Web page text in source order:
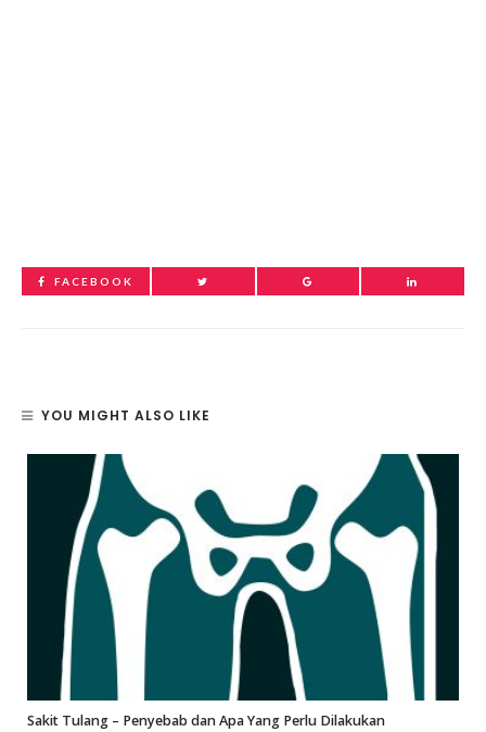
FACEBOOK
YOU MIGHT ALSO LIKE
Sakit Tulang – Penyebab dan Apa Yang Perlu Dilakukan